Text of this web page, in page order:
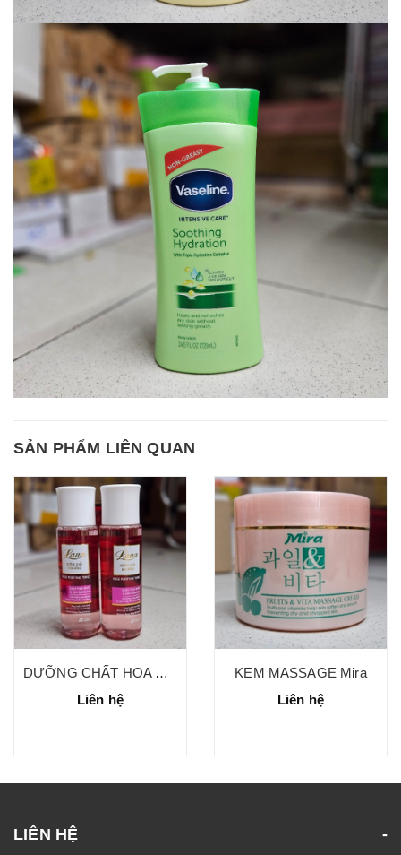
SẢN PHẨM LIÊN QUAN
DƯỠNG CHẤT HOA HỒNG LANA
Liên hệ
KEM MASSAGE Mira
Liên hệ
LIÊN HỆ